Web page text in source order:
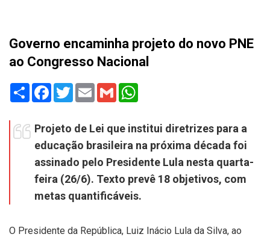
Governo encaminha projeto do novo PNE
ao Congresso Nacional
Share Facebook
TwitterEmail Gmail
Projeto de Lei que institui diretrizes para a
educação brasileira na próxima década foi
assinado pelo Presidente Lula nesta quarta-
feira (26/6). Texto prevê 18 objetivos, com
metas quantificáveis.
O Presidente da República, Luiz Inácio Lula da Silva, ao